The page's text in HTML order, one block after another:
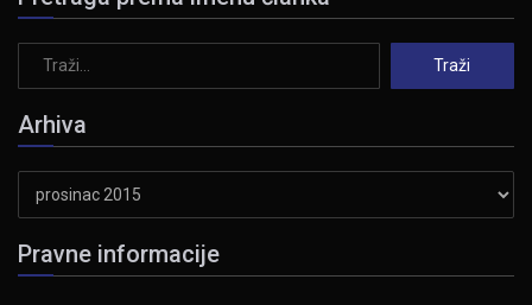
Arhiva
Pravne informacije